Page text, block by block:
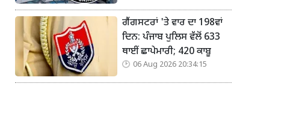
ਗੈਂਗਸਟਰਾਂ 'ਤੇ ਵਾਰ ਦਾ 198ਵਾਂ
ਦਿਨ: ਪੰਜਾਬ ਪੁਲਿਸ ਵੱਲੋਂ 633
ਥਾਈਂ ਛਾਪੇਮਾਰੀ; 420 ਕਾਬੂ
06 Aug 2026 20:34:15